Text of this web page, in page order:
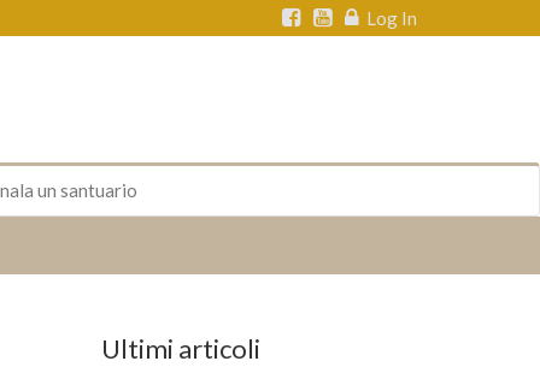
Log In
un santuario
Ultimi articoli